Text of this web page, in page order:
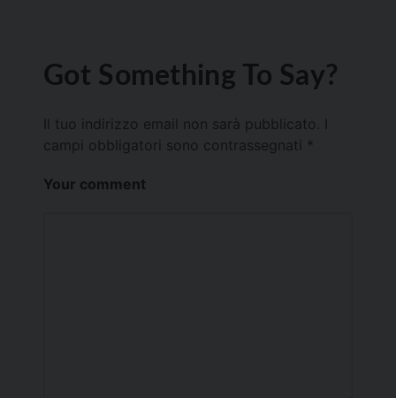
Got Something To Say?
Il tuo indirizzo email non sarà pubblicato.
campi obbligatori sono contrassegnati *
Your comment